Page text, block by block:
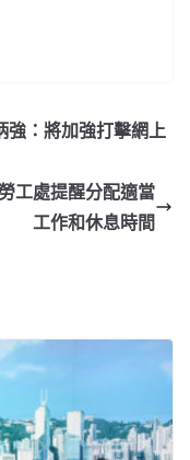
強：將加強打擊網上
工處提醒分配適當
工作和休息時間